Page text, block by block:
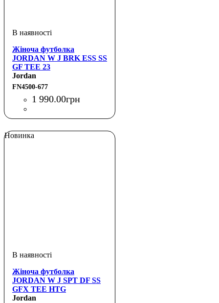
Жіноча футболка
JORDAN W J BRK ESS SS
GF TEE 23
Jordan
FN4500-677
1 990.00грн
Новинка
Жіноча футболка
JORDAN W J SPT DF SS
GFX TEE HTG
Jordan